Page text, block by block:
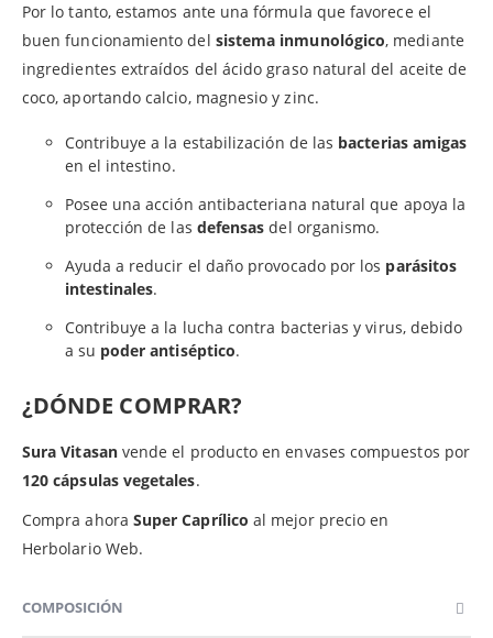
Por lo tanto, estamos ante una fórmula que favorece el
buen funcionamiento del sistema inmunológico, mediante
ingredientes extraídos del ácido graso natural del aceite de
coco, aportando calcio, magnesio y zinc.
Contribuye a la estabilización de las bacterias amigas
en el intestino.
Posee una acción antibacteriana natural que apoya la
protección de las defensas del organismo.
Ayuda a reducir el daño provocado por los parásitos
intestinales.
Contribuye a la lucha contra bacterias y virus, debido
a su poder antiséptico.
¿DÓNDE COMPRAR?
Sura Vitasanvende el producto en envases compuestos por
120 cápsulas vegetales.
Compra ahora Super Caprílico al mejor precio en
Herbolario Web.
COMPOSICIÓN